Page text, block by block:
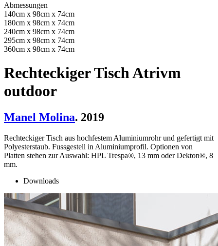
Abmessungen
140cm x 98cm x 74cm
180cm x 98cm x 74cm
240cm x 98cm x 74cm
295cm x 98cm x 74cm
360cm x 98cm x 74cm
Rechteckiger Tisch Atrivm
outdoor
Manel Molina. 2019
Rechteckiger Tisch aus hochfestem Aluminiumrohr und gefertigt mit
Polyesterstaub. Fussgestell in Aluminiumprofil. Optionen von
Platten stehen zur Auswahl: HPL Trespa®, 13 mm oder Dekton®, 8
mm.
Downloads